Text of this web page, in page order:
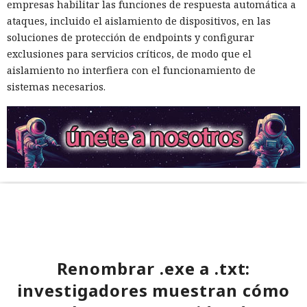
empresas habilitar las funciones de respuesta automática a
ataques, incluido el aislamiento de dispositivos, en las
soluciones de protección de endpoints y configurar
exclusiones para servicios críticos, de modo que el
aislamiento no interfiera con el funcionamiento de
sistemas necesarios.
Renombrar .exe a .txt:
investigadores muestran cómo